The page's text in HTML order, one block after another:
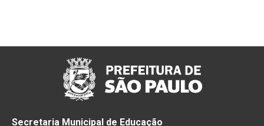
Secretaria Municipal de Educação